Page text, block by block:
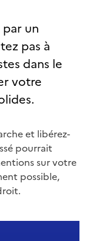
un
pas à
dans le
votre
et libérez-
pourrait
sur votre
possible,